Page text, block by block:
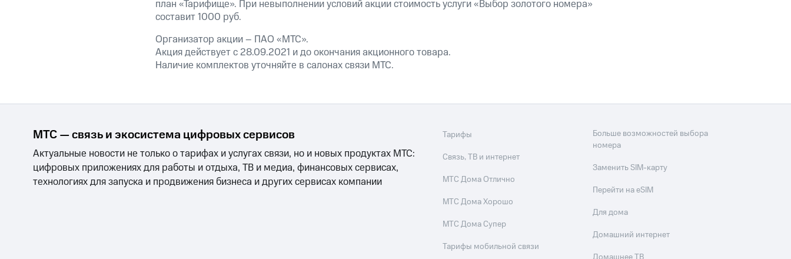
Наушники и колонкиУмные часы и трекеры Умный домПланшетыАкции и скидкиВсе товары
МТС Накопления
Откладывайте деньги и получайте доход 15%
Условия пополнения
Скидка 30% на связь
Скидки до 40%
на смартфоны
при покупке со связью МТС
план «Тарифище». При невыполнении условий акции стоимость услуги «Выбор золотого номера»
составит 1000 руб.
Организатор акции – ПАО «МТС».
Акция действует с 28.09.2021 и до окончания акционного товара.
Наличие комплектов уточняйте в салонах связи МТС.
МТС — связь и экосистема цифровых сервисов
Актуальные новости не только о тарифах и услугах связи, но и новых продуктах МТС:
цифровых приложениях для работы и отдыха, ТВ и медиа, финансовых сервисах,
технологиях для запуска и продвижения бизнеса и других сервисах компании
Тарифы
Связь, ТВ и интернет
МТС Дома Отлично
МТС Дома Хорошо
МТС Дома Супер
Тарифы мобильной связи
Больше возможностей выбора
номера
Заменить SIM-карту
Перейти на eSIM
Для дома
Домашний интернет